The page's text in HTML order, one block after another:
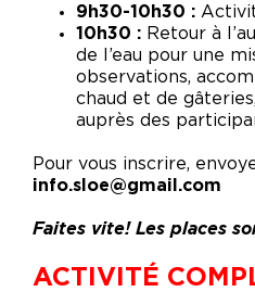
9h30-10h30 :
10h30 : Retour à
de l’eau pour une
observations,
chaud et de
auprès des
Pour vous inscrire,
info.sloe@gmail.com
Faites vite! Les places
ACTIVITÉ